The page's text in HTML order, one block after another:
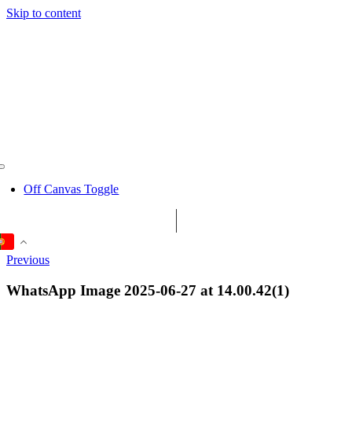
Skip to content
Off Canvas Toggle
Previous
WhatsApp Image 2025-06-27 at 14.00.42(1)